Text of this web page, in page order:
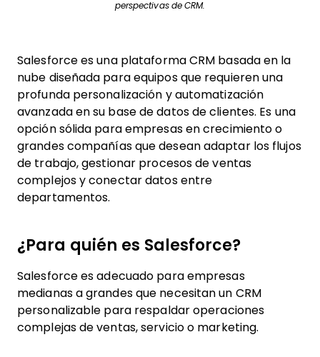
perspectivas de CRM.
Salesforce es una plataforma CRM basada en la
nube diseñada para equipos que requieren una
profunda personalización y automatización
avanzada en su base de datos de clientes. Es una
opción sólida para empresas en crecimiento o
grandes compañías que desean adaptar los flujos
de trabajo, gestionar procesos de ventas
complejos y conectar datos entre
departamentos.
¿Para quién es Salesforce?
Salesforce es adecuado para empresas
medianas a grandes que necesitan un CRM
personalizable para respaldar operaciones
complejas de ventas, servicio o marketing.